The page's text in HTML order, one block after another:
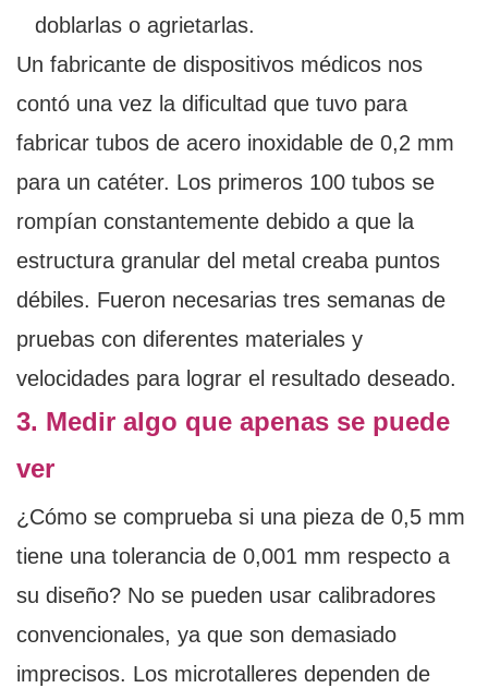
doblarlas o agrietarlas.
Un fabricante de dispositivos médicos nos
contó una vez la dificultad que tuvo para
fabricar tubos de acero inoxidable de 0,2 mm
para un catéter. Los primeros 100 tubos se
rompían constantemente debido a que la
estructura granular del metal creaba puntos
débiles. Fueron necesarias tres semanas de
pruebas con diferentes materiales y
velocidades para lograr el resultado deseado.
3. Medir algo que apenas se puede
ver
¿Cómo se comprueba si una pieza de 0,5 mm
tiene una tolerancia de 0,001 mm respecto a
su diseño? No se pueden usar calibradores
convencionales, ya que son demasiado
imprecisos. Los microtalleres dependen de